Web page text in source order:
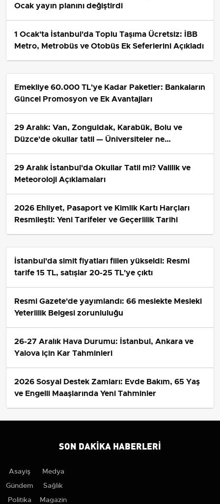
Ocak yayın planını değiştirdi
1 Ocak'ta İstanbul'da Toplu Taşıma Ücretsiz: İBB
Metro, Metrobüs ve Otobüs Ek Seferlerini Açıkladı
Emekliye 60.000 TL'ye Kadar Paketler: Bankaların
Güncel Promosyon ve Ek Avantajları
29 Aralık: Van, Zonguldak, Karabük, Bolu ve
Düzce'de okullar tatil — Üniversiteler ne
durumda?
29 Aralık İstanbul'da Okullar Tatil mi? Valilik ve
Meteoroloji Açıklamaları
2026 Ehliyet, Pasaport ve Kimlik Kartı Harçları
Resmileşti: Yeni Tarifeler ve Geçerlilik Tarihi
İstanbul'da simit fiyatları fiilen yükseldi: Resmi
tarife 15 TL, satışlar 20-25 TL'ye çıktı
Resmi Gazete'de yayımlandı: 66 meslekte Mesleki
Yeterlilik Belgesi zorunluluğu
26-27 Aralık Hava Durumu: İstanbul, Ankara ve
Yalova için Kar Tahminleri
2026 Sosyal Destek Zamları: Evde Bakım, 65 Yaş
ve Engelli Maaşlarında Yeni Tahminler
SON DAKIKA HABERLERI
Asayiş
Gündem
Politika
Medya
Sağlık
Magazin